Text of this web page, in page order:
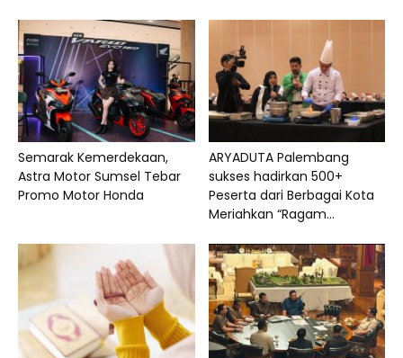
Semarak Kemerdekaan,
Astra Motor Sumsel Tebar
Promo Motor Honda
ARYADUTA Palembang
sukses hadirkan 500+
Peserta dari Berbagai Kota
Meriahkan “Ragam...